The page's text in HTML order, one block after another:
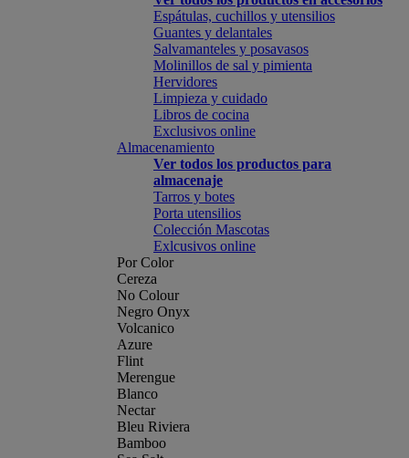
Espátulas, cuchillos y utensilios
Guantes y delantales
Salvamanteles y posavasos
Molinillos de sal y pimienta
Hervidores
Limpieza y cuidado
Libros de cocina
Exclusivos online
Almacenamiento
Ver todos los productos para
almacenaje
Tarros y botes
Porta utensilios
Colección Mascotas
Exlcusivos online
Por Color
Cereza
No Colour
Negro Onyx
Volcanico
Azure
Flint
Merengue
Blanco
Nectar
Bleu Riviera
Bamboo